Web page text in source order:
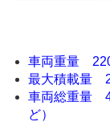
車両重量
最大積載量
車両総重量
ど）